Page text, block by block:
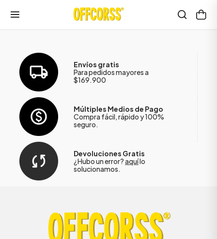
Envíos gratis
Para pedidos mayores a
$169.900
Múltiples Medios de Pago
Compra fácil, rápido y 100%
seguro.
Devoluciones Gratis
¿Hubo un error?aquílo
solucionamos.